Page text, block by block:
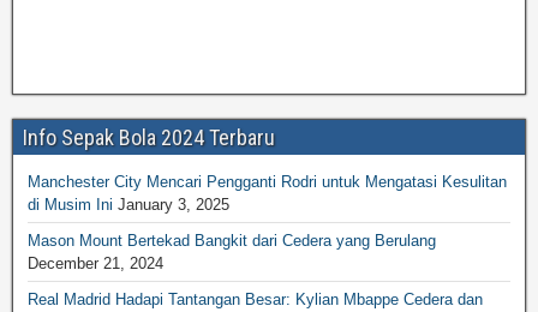
Info Sepak Bola 2024 Terbaru
Manchester City Mencari Pengganti Rodri untuk Mengatasi Kesulitan
di Musim Ini January 3, 2025
Mason Mount Bertekad Bangkit dari Cedera yang Berulang
December 21, 2024
Real Madrid Hadapi Tantangan Besar: Kylian Mbappe Cedera dan